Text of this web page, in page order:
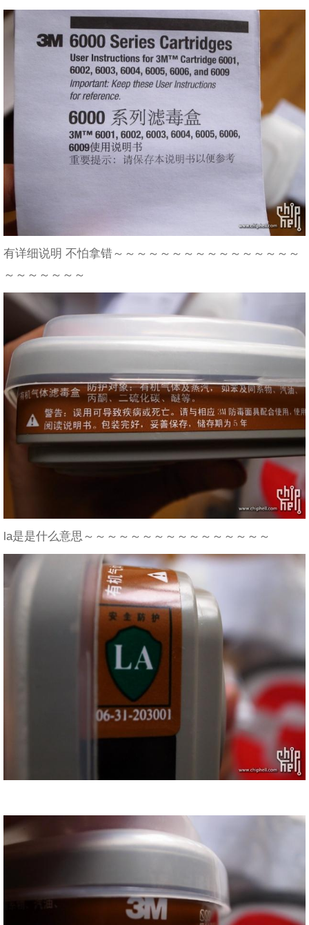
有详细说明 不怕拿错～～～～～～～～～～～～～～～～
～～～～～～～
la是是什么意思～～～～～～～～～～～～～～～～